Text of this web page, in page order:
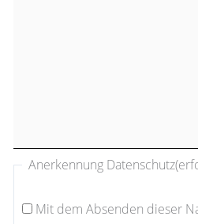
Anerkennung Datenschutz
Mit dem Absenden dieser